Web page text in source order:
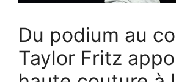
Du podium au
Taylor Fritz